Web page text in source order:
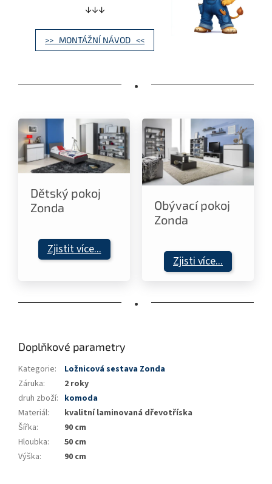
↓↓↓
>> MONTÁŽNÍ NÁVOD <<
•
Dětský pokoj
Zonda
Zjistit více...
Obývací pokoj
Zonda
Zjisti více...
•
Doplňkové parametry
Kategorie:
Ložnicová sestava Zonda
Záruka:
2 roky
druh zboží: komoda
Materiál:
kvalitní laminovaná dřevotříska
Šířka:
90 cm
Hloubka:
50 cm
Výška: 90 cm